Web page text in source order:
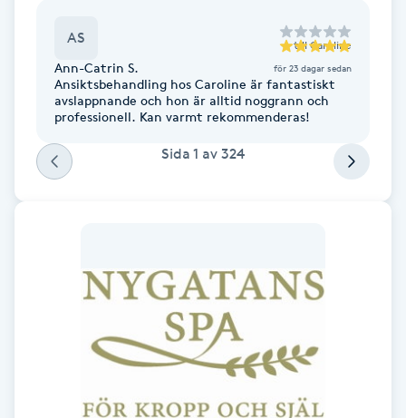
Gel naglar
Gelenaglar
Gellack med förstärkning
AS till Caroline
Ann-Catrin S. för 23 dagar sedan
Ansiktsbehandling hos Caroline är fantastiskt
avslappnande och hon är alltid noggrann och
professionell. Kan varmt rekommenderas!
Sida 1 av 324